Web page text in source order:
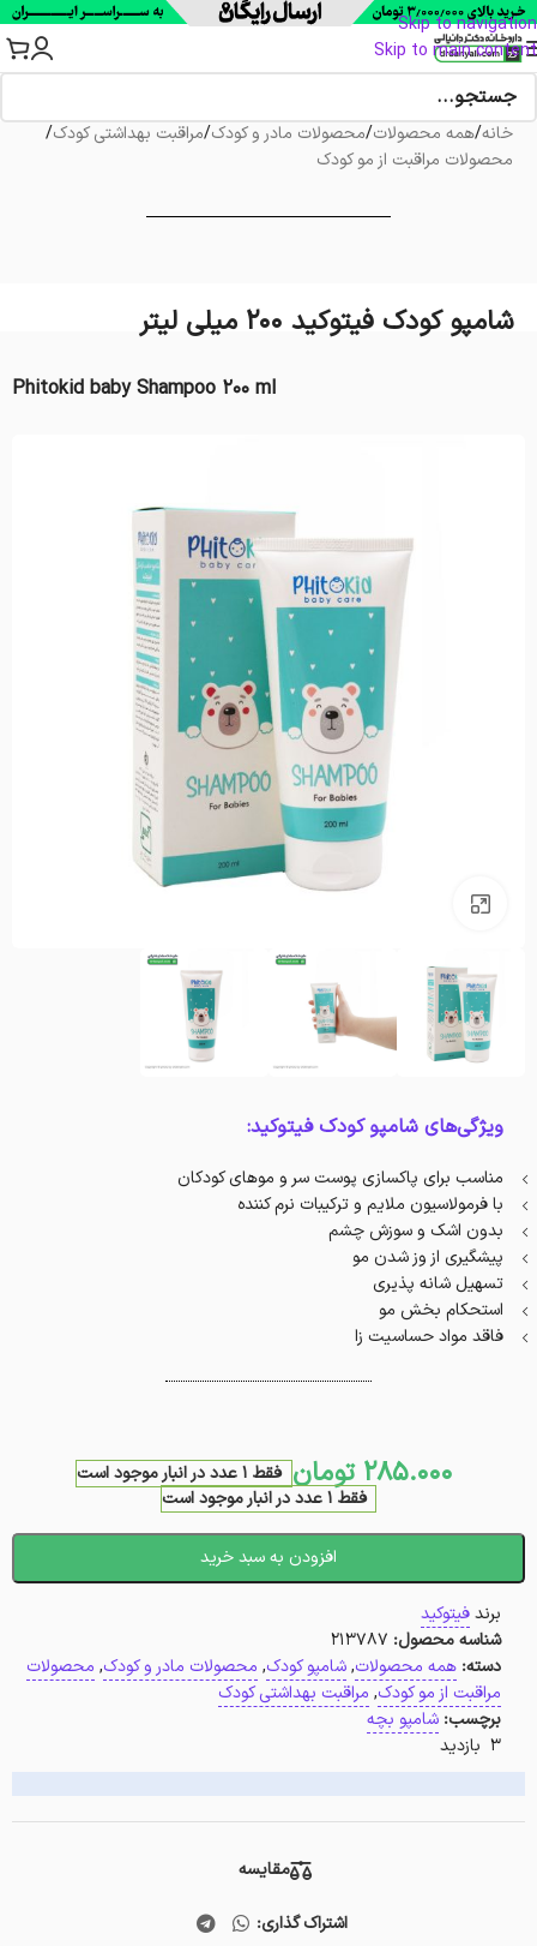
Skip to navigation
Skip to main content
خانه/همه محصولات/محصولات مادر و کودک/مراقبت بهداشتی کودک/
محصولات مراقبت از مو کودک
شامپو کودک فیتوکید 200 میلی لیتر
Phitokid baby Shampoo 200 ml
ویژگی‌های شامپو کودک فیتوکید:
مناسب برای پاکسازی پوست سر و موهای کودکان
با فرمولاسیون ملایم و ترکیبات نرم کننده
بدون اشک و سوزش چشم
پیشگیری از وز شدن مو
تسهیل شانه پذیری
استحکام بخش مو
فاقد مواد حساسیت زا
285.000 تومان فقط 1 عدد در انبار موجود است
فقط 1 عدد در انبار موجود است
افزودن به سبد خرید
برندفیتوکید
شناسه محصول: 213787
دسته: همه محصولات,شامپو کودک, محصولات مادر و کودک, محصولات
مراقبت از مو کودک, مراقبت بهداشتی کودک
برچسب: شامپو بچه
3 بازدید
مقایسه
اشتراک گذاری: